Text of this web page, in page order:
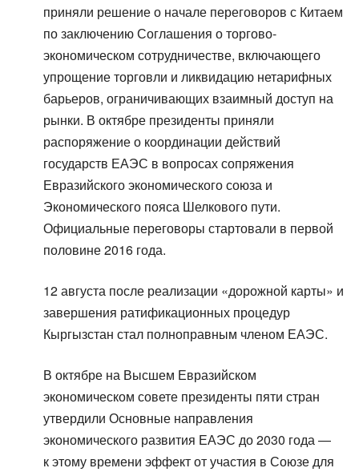
приняли решение о начале переговоров с Китаем
по заключению Соглашения о торгово-
экономическом сотрудничестве, включающего
упрощение торговли и ликвидацию нетарифных
барьеров, ограничивающих взаимный доступ на
рынки. В октябре президенты приняли
распоряжение о координации действий
государств ЕАЭС в вопросах сопряжения
Евразийского экономического союза и
Экономического пояса Шелкового пути.
Официальные переговоры стартовали в первой
половине 2016 года.
12 августа после реализации «дорожной карты» и
завершения ратификационных процедур
Кыргызстан стал полноправным членом ЕАЭС.
В октябре на Высшем Евразийском
экономическом совете президенты пяти стран
утвердили Основные направления
экономического развития ЕАЭС до 2030 года —
к этому времени эффект от участия в Союзе для